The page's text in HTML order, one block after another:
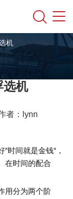
机
选机
者：lynn
时间就是金钱“，
在时间的配合
用分为两个阶